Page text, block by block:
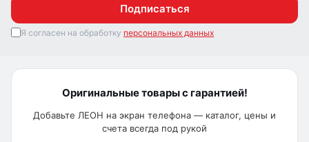
Подписаться
Я согласен на обработку персональных данных
Оригинальные товары с гарантией!
Добавьте ЛЕОН на экран телефона — каталог, цены и
счета всегда под рукой